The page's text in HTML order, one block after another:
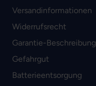
Versandinformationen
Widerrufsrecht
Garantie-Beschreibung
Gefahrgut
Batterieentsorgung